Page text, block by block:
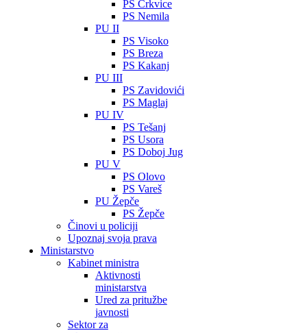
PS Crkvice
PS Nemila
PU II
PS Visoko
PS Breza
PS Kakanj
PU III
PS Zavidovići
PS Maglaj
PU IV
PS Tešanj
PS Usora
PS Doboj Jug
PU V
PS Olovo
PS Vareš
PU Žepče
PS Žepče
Činovi u policiji
Upoznaj svoja prava
Ministarstvo
Kabinet ministra
Aktivnosti
ministarstva
Ured za pritužbe
javnosti
Sektor za